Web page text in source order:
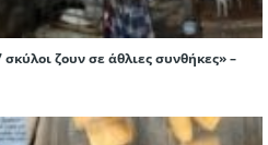
ζουν σε άθλιες συνθήκες» –